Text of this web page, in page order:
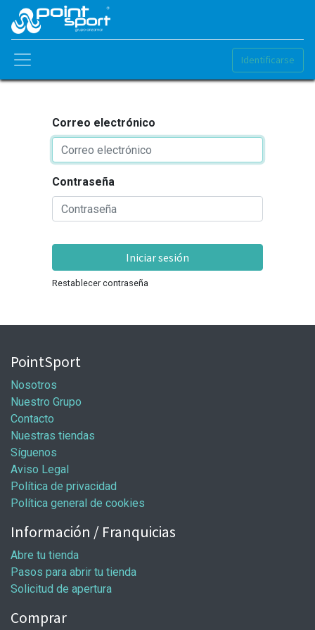
Identificarse
Correo electrónico
Contraseña
Iniciar sesión
Restablecer contraseña
PointSport
Nosotros
Nuestro Grupo
Contacto
Nuestras tiendas
Síguenos
Aviso Legal
Política de privacidad
Política general de cookies
Información / Franquicias
Abre tu tienda
Pasos para abrir tu tienda
Solicitud de apertura
Comprar